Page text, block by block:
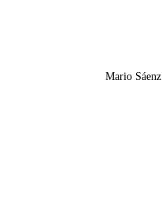
Mario Sáenz